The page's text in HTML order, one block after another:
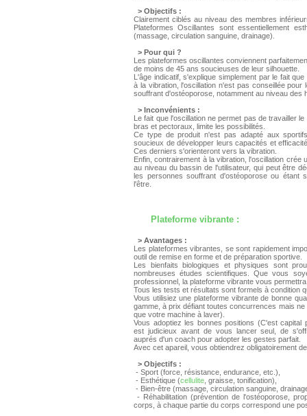
> Objectifs :
Clairement ciblés au niveau des membres
Plateformes Oscillantes sont essentiellement
(massage, circulation sanguine, drainage).
> Pour qui ?
Les plateformes oscillantes conviennent
de moins de 45 ans soucieuses de leur silhouette.
L'âge indicatif, s'explique simplement par le fait
à la vibration, l'oscillation n'est pas conseillée pour
souffrant d'ostéoporose, notamment au niveau des
> Inconvénients :
Le fait que l'oscillation ne permet pas de travailler
bras et pectoraux, limite les possibilités.
Ce type de produit n'est pas adapté aux
soucieux de développer leurs capacités et
Ces derniers s'orienteront vers la vibration.
Enfin, contrairement à la vibration, l'oscillation crée
au niveau du bassin de l'utilisateur, qui peut être
les personnes souffrant d'ostéoporose ou étant
l'être.
Plateforme vibrante :
> Avantages :
Les plateformes vibrantes, se sont rapidement
outil de remise en forme et de préparation sportive.
Les bienfaits biologiques et physiques sont
nombreuses études scientifiques. Que vous
professionnel, la plateforme vibrante vous
Tous les tests et résultats sont formels à condition
Vous utilisiez une plateforme vibrante de bonne
gamme, à prix défiant toutes concurrences mais
que votre machine à laver).
Vous adoptiez les bonnes positions (C'est capital
est judicieux avant de vous lancer seul, de
auprés d'un coach pour adopter les gestes parfait.
Avec cet apareil, vous obtiendrez obligatoirement
> Objectifs :
- Sport (force, résistance, endurance, etc.),
- Esthétique (cellulite , graisse, tonification),
- Bien-être (massage, circulation sanguine,
- Réhabilitation (prévention de l'ostéoporose,
corps, à chaque partie du corps correspond une